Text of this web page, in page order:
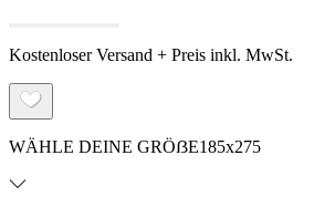
Kostenloser Versand + Preis inkl. MwSt.
WÄHLE DEINE GRÖẞE185x275